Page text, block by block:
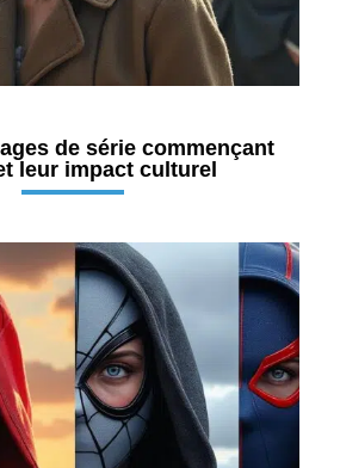
de série commençant
leur impact culturel